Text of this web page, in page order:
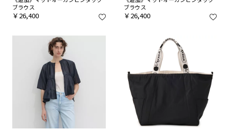
ブラウス
￥26,400
ブラウス
￥26,400